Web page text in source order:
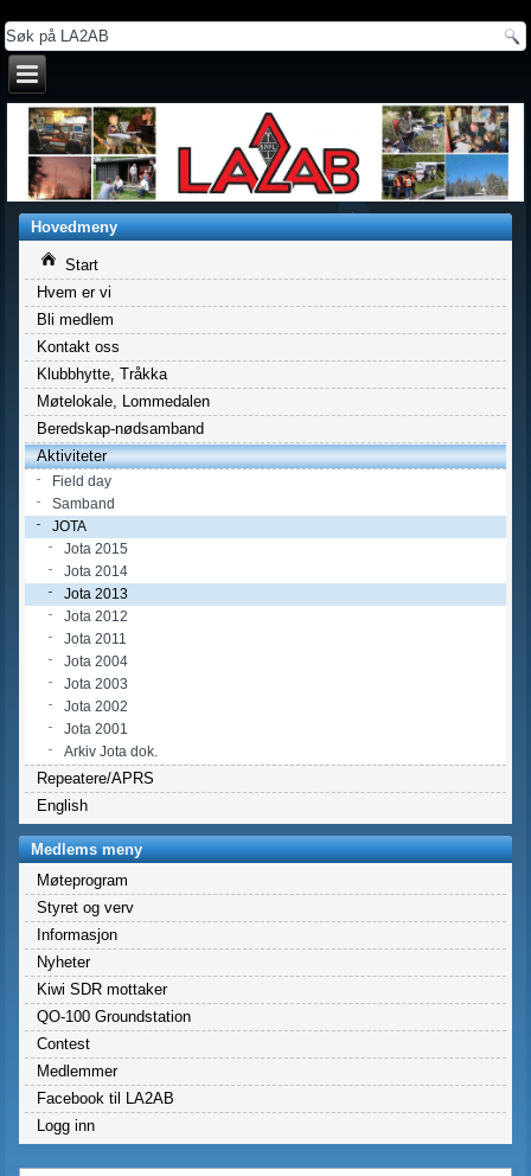
Hovedmeny
Start
Hvem er vi
Bli medlem
Kontakt oss
Klubbhytte, Tråkka
Møtelokale, Lommedalen
Beredskap-nødsamband
Aktiviteter
Field day
Samband
JOTA
Jota 2015
Jota 2014
Jota 2013
Jota 2012
Jota 2011
Jota 2004
Jota 2003
Jota 2002
Jota 2001
Arkiv Jota dok.
Repeatere/APRS
English
Medlems meny
Møteprogram
Styret og verv
Informasjon
Nyheter
Kiwi SDR mottaker
QO-100 Groundstation
Contest
Medlemmer
Facebook til LA2AB
Logg inn